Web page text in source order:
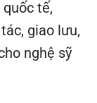
tế,
giao lưu,
nghệ sỹ